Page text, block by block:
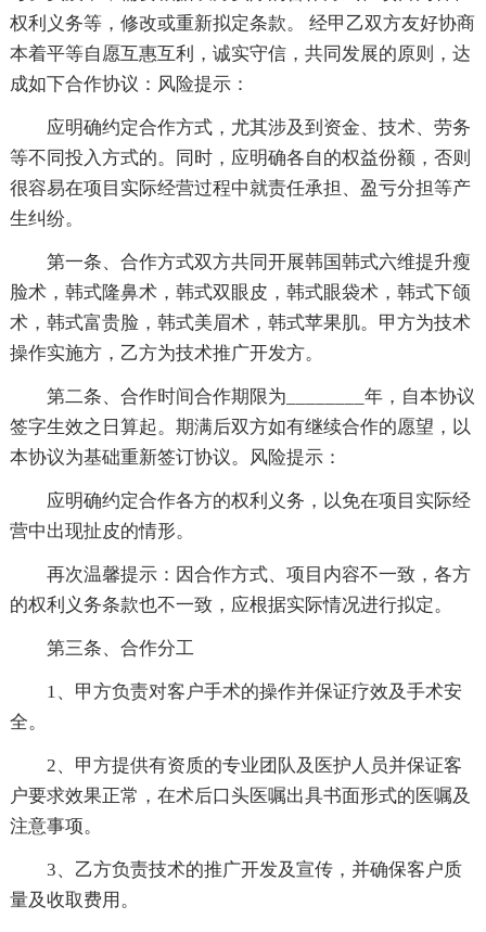
权利义务等，修改或重新拟定条款。 经甲乙双方友好协商
本着平等自愿互惠互利，诚实守信，共同发展的原则，达
成如下合作协议：风险提示：
应明确约定合作方式，尤其涉及到资金、技术、劳务
等不同投入方式的。同时，应明确各自的权益份额，否则
很容易在项目实际经营过程中就责任承担、盈亏分担等产
生纠纷。
第一条、合作方式双方共同开展韩国韩式六维提升瘦
脸术，韩式隆鼻术，韩式双眼皮，韩式眼袋术，韩式下颌
术，韩式富贵脸，韩式美眉术，韩式苹果肌。甲方为技术
操作实施方，乙方为技术推广开发方。
第二条、合作时间合作期限为________年，自本协议
签字生效之日算起。期满后双方如有继续合作的愿望，以
本协议为基础重新签订协议。风险提示：
应明确约定合作各方的权利义务，以免在项目实际经
营中出现扯皮的情形。
再次温馨提示：因合作方式、项目内容不一致，各方
的权利义务条款也不一致，应根据实际情况进行拟定。
第三条、合作分工
1、甲方负责对客户手术的操作并保证疗效及手术安
全。
2、甲方提供有资质的专业团队及医护人员并保证客
户要求效果正常，在术后口头医嘱出具书面形式的医嘱及
注意事项。
3、乙方负责技术的推广开发及宣传，并确保客户质
量及收取费用。